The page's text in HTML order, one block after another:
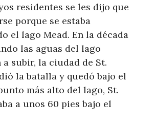
residentes se les dijo que
porque se estaba
el lago Mead. En la década
las aguas del lago
a subir, la ciudad de St.
la batalla y quedó bajo el
más alto del lago, St.
a unos 60 pies bajo el